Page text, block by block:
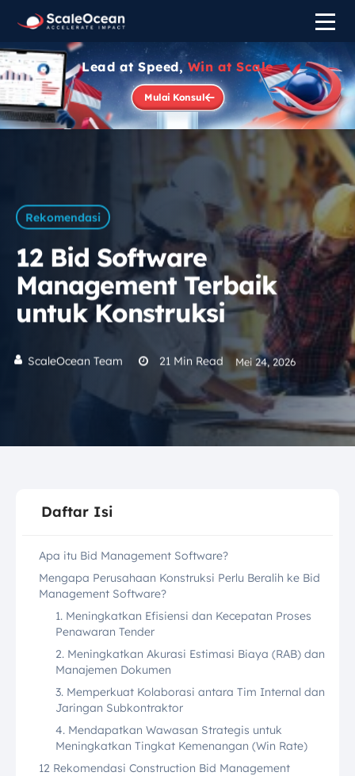
Lead at Speed, Win at Scale
Mulai Konsul
Rekomendasi
12 Bid Software
Management Terbaik
untuk Konstruksi
ScaleOcean Team 21 Min Read Mei 24, 2026
Daftar Isi
Apa itu Bid Management Software?
Mengapa Perusahaan Konstruksi Perlu Beralih ke Bid
Management Software?
1. Meningkatkan Efisiensi dan Kecepatan Proses
Penawaran Tender
2. Meningkatkan Akurasi Estimasi Biaya (RAB) dan
Manajemen Dokumen
3. Memperkuat Kolaborasi antara Tim Internal dan
Jaringan Subkontraktor
4. Mendapatkan Wawasan Strategis untuk
Meningkatkan Tingkat Kemenangan (Win Rate)
12 Rekomendasi Construction Bid Management